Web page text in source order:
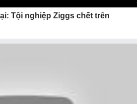
Tội nghiệp Ziggs chết trên